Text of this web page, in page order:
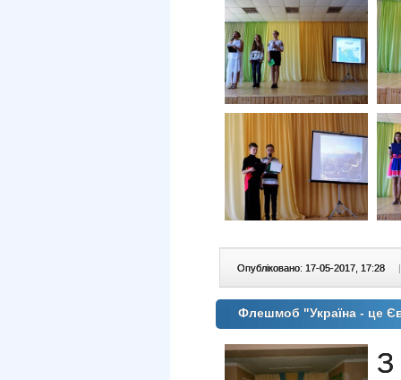
Опубліковано: 17-05-2017, 17:28 |
Флешмоб "Україна - це
З